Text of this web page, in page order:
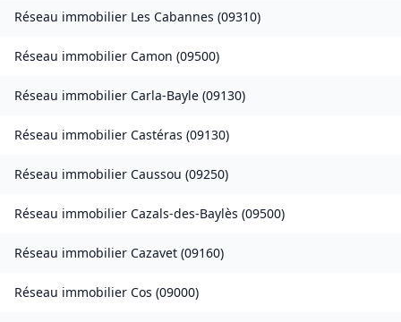
Réseau immobilier Les Cabannes (09310)
Réseau immobilier Camon (09500)
Réseau immobilier Carla-Bayle (09130)
Réseau immobilier Castéras (09130)
Réseau immobilier Caussou (09250)
Réseau immobilier Cazals-des-Baylès (09500)
Réseau immobilier Cazavet (09160)
Réseau immobilier Cos (09000)